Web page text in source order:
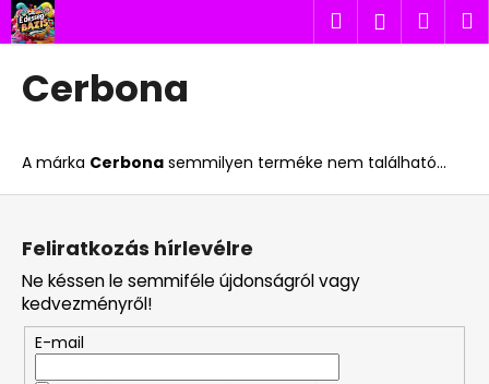
Ugrás
fő
tartalomhoz
Keresés
Cerbona
A márka Cerbona semmilyen terméke nem található...
K
o
i
t
k
e
r
e
s
?
L
Feliratkozás hírlevélre
Ne késsen le semmiféle újdonságról vagy
kedvezményről!
E-mail